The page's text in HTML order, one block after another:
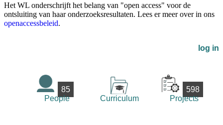
Het WL onderschrijft het belang van "open access" voor de
ontsluiting van haar onderzoeksresultaten. Lees er meer over in ons
openaccessbeleid.
log in
85
People
Curriculum
598
Projects